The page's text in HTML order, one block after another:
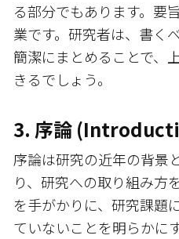
る部分でもあります。要
業です。研究者は、書く
簡潔にまとめることで、
きるでしょう。
3. 序論
序論は研究の近年の背景
り、研究への取り組み方
を手がかりに、研究課題
ていないことを明らかに